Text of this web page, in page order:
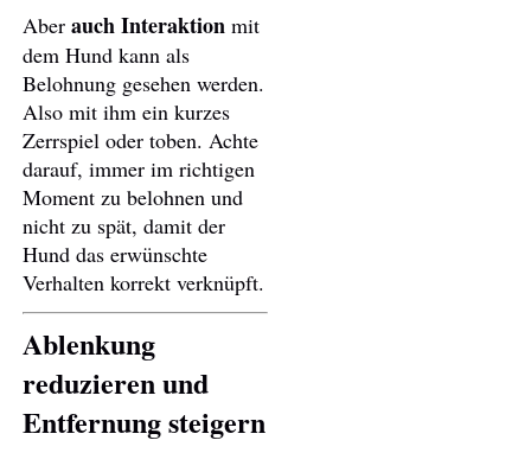
Aber auch Interaktion mit
dem Hund kann als
Belohnung gesehen werden.
Also mit ihm ein kurzes
Zerrspiel oder toben. Achte
darauf, immer im richtigen
Moment zu belohnen und
nicht zu spät, damit der
Hund das erwünschte
Verhalten korrekt verknüpft.
Ablenkung
reduzieren und
Entfernung steigern